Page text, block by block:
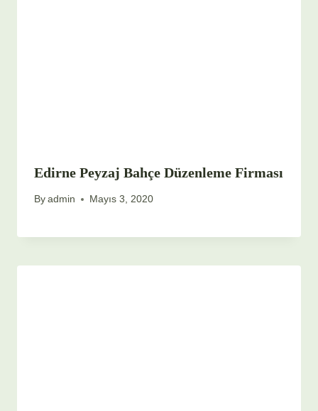
Edirne Peyzaj Bahçe Düzenleme Firması
Byadmin Mayıs 3, 2020